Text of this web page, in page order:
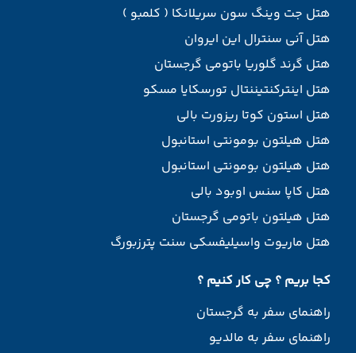
هتل جت وینگ سون سریلانکا ( کلمبو )
هتل آنی سنترال این ایروان
هتل گرند گلوریا باتومی گرجستان
هتل اینترکنتیننتال تورسکایا مسکو
هتل استون کوتا ریزورت بالی
هتل هیلتون بومونتی استانبول
هتل هیلتون بومونتی استانبول
هتل کاپا سنس اوبود بالی
هتل هیلتون باتومی گرجستان
هتل ماریوت واسیلیفسکی سنت پترزبورگ
کجا بریم ؟ چی کار کنیم ؟
راهنمای سفر به گرجستان
راهنمای سفر به مالدیو